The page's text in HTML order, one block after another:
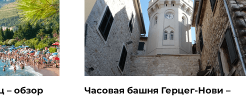
– обзор
Часовая башня Герцег-Нови –